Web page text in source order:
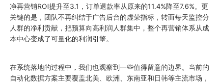
净再营销ROI提升至3.1，订单退款率从原来的11.4%降至7.6%。更
关键的是，团队不再纠结于广告后台的虚荣指标，转而每天监控分
人群的净利贡献，把预算向高利润人群集中，整个再营销体系从成
本中心变成了可量化的利润引擎。
在系统落地的过程中，我们也观察到一些值得留意的边界。当前的
自动化数据方案主要覆盖北美、欧洲、东南亚和日韩等主流市场，